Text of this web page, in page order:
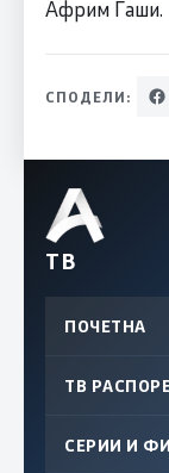
Африм Гаши.
СПОДЕЛИ:
ТВ
ПОЧЕТНА
ТВ
СЕРИИ И